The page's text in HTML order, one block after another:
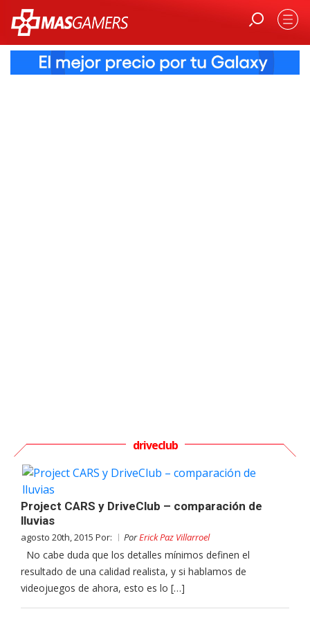
driveclub
Project CARS y DriveClub – comparación de
lluvias
agosto 20th, 2015 Por: PorErick Paz Villarroel
No cabe duda que los detalles mínimos definen el
resultado de una calidad realista, y si hablamos de
videojuegos de ahora, esto es lo […]